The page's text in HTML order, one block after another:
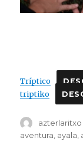
Tríptico
triptiko
Autor
azterlaritxo
aventura ayala